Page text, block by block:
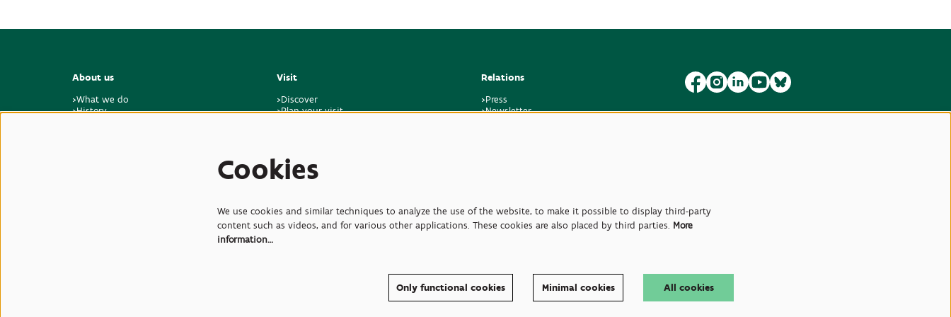
About us
>What we do
>History
Visit
>Discover
>Plan your visit
Relations
>Press
>Newsletter
© Plantentuin Meise, BE0540708286, Nieuwelaan 38, 1860 Meise
Terms of use
Cookies
We use cookies and similar techniques to analyze the use of the website, to make it possible to display third-party
content such as videos, and for various other applications. These cookies are also placed by third parties. More
information…
Only functional cookies Minimal cookies All cookies